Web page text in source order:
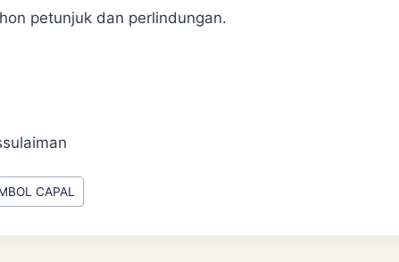
petunjuk dan perlindungan.
CAPAL